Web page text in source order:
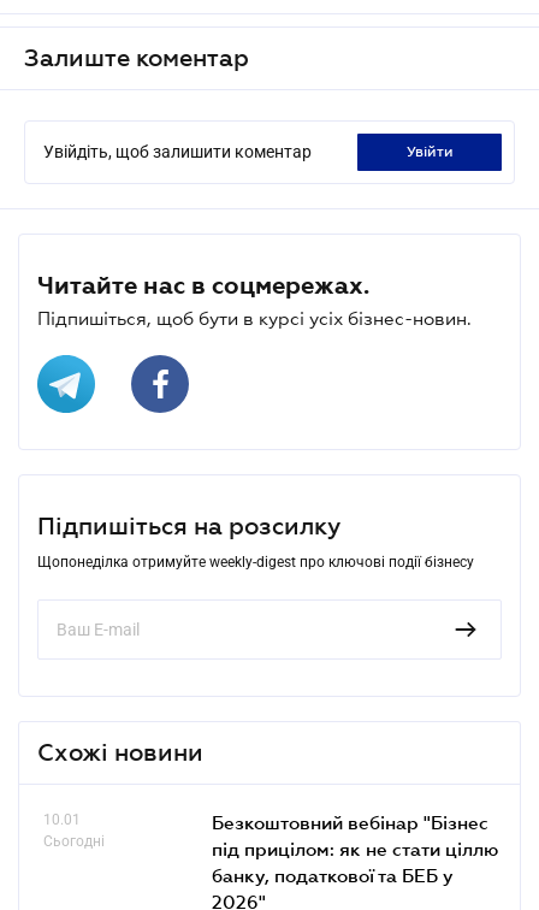
Залиште коментар
Увійдіть, щоб залишити коментар увійти
Читайте нас в соцмережах.
Підпишіться, щоб бути в курсі усіх бізнес-новин.
Підпишіться на розсилку
Щопонеділка отримуйте weekly-digest про ключові події бізнесу
Схожі новини
10.01
Сьогодні
Безкоштовний вебінар "Бізнес
під прицілом: як не стати ціллю
банку, податкової та БЕБ у
2026"